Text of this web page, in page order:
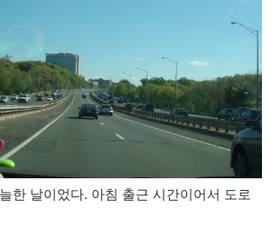
한 날이었다. 아침 출근 시간이어서 도로